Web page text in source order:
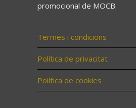
promocional de MOCB.
Termes i condicions
Política de privacitat
Política de cookies